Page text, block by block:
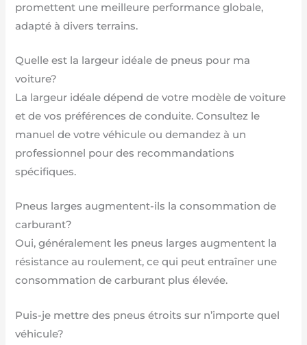
promettent une meilleure performance globale,
adapté à divers terrains.
Quelle est la largeur idéale de pneus pour ma
voiture?
La largeur idéale dépend de votre modèle de voiture
et de vos préférences de conduite. Consultez le
manuel de votre véhicule ou demandez à un
professionnel pour des recommandations
spécifiques.
Pneus larges augmentent-ils la consommation de
carburant?
Oui, généralement les pneus larges augmentent la
résistance au roulement, ce qui peut entraîner une
consommation de carburant plus élevée.
Puis-je mettre des pneus étroits sur n’importe quel
véhicule?